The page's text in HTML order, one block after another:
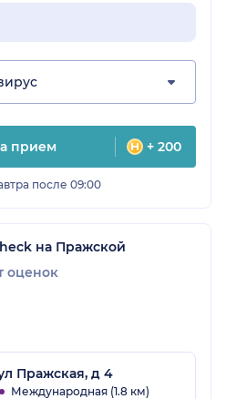
прием + 200
после 09:00
на Пражской
оценок
Пражская, д 4
Международная (1.8 км)